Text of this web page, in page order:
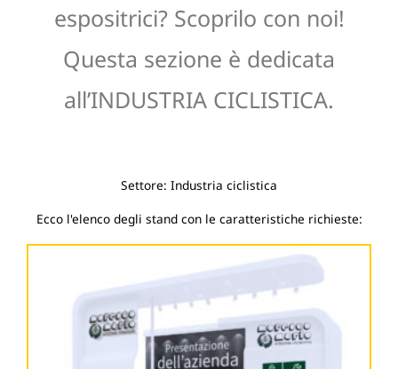
espositrici? Scoprilo con noi!
Questa sezione è dedicata
all’INDUSTRIA CICLISTICA.
Settore: Industria ciclistica
Ecco l'elenco degli stand con le caratteristiche richieste: